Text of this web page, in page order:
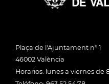
Plaça de l'Ajuntament nº 1
46002 València
Horarios: lunes a viernes de